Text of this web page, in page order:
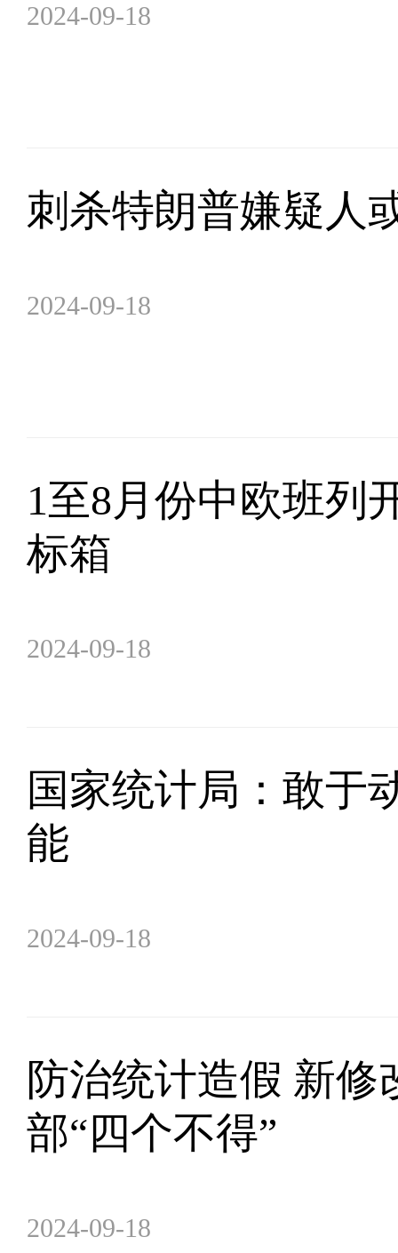
2024-09-18
刺杀特朗普嫌疑人
2024-09-18
1至8月份中欧班列
标箱
2024-09-18
国家统计局：敢于
能
2024-09-18
防治统计造假 新
部“四个不得”
2024-09-18